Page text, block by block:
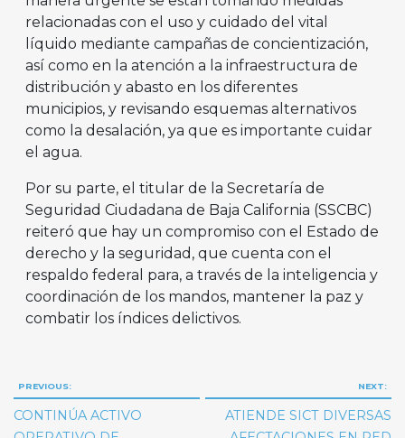
relacionadas con el uso y cuidado del vital
líquido mediante campañas de concientización,
así como en la atención a la infraestructura de
distribución y abasto en los diferentes
municipios, y revisando esquemas alternativos
como la desalación, ya que es importante cuidar
el agua.
Por su parte, el titular de la Secretaría de
Seguridad Ciudadana de Baja California (SSCBC)
reiteró que hay un compromiso con el Estado de
derecho y la seguridad, que cuenta con el
respaldo federal para, a través de la inteligencia y
coordinación de los mandos, mantener la paz y
combatir los índices delictivos.
Navegación
de
PREVIOUS:
CONTINÚA ACTIVO
NEXT:
ATIENDE SICT DIVERSAS